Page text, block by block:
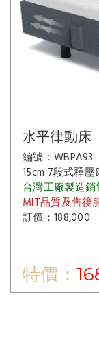
水平律動床
編號：WBPA93
15cm 7段式釋壓
台灣工廠製造銷
MIT品質及售後
訂價：188,000
特價：